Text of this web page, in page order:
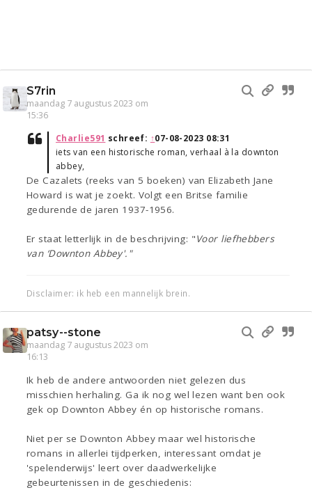
S7rin
maandag 7 augustus 2023 om
15:36
Charlie591 schreef: ↑07-08-2023 08:31
iets van een historische roman, verhaal à la downton
abbey,
De Cazalets (reeks van 5 boeken) van Elizabeth Jane
Howard is wat je zoekt. Volgt een Britse familie
gedurende de jaren 1937-1956.
Er staat letterlijk in de beschrijving: "Voor liefhebbers
van ‘Downton Abbey'."
Disclaimer: ik heb een mannelijk brein.
patsy--stone
maandag 7 augustus 2023 om
16:13
Ik heb de andere antwoorden niet gelezen dus
misschien herhaling. Ga ik nog wel lezen want ben ook
gek op Downton Abbey én op historische romans.
Niet per se Downton Abbey maar wel historische
romans in allerlei tijdperken, interessant omdat je
'spelenderwijs' leert over daadwerkelijke
gebeurtenissen in de geschiedenis: